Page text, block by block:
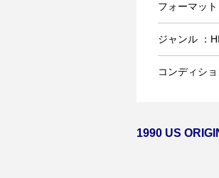
フォーマッ
ジャンル ：
コンディシ
1990 US